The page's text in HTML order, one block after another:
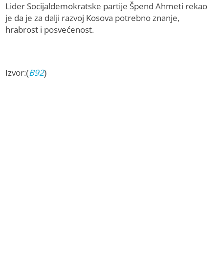
Lider Socijaldemokratske partije Špend Ahmeti rekao
je da je za dalji razvoj Kosova potrebno znanje,
hrabrost i posvećenost.
Izvor:(B92)